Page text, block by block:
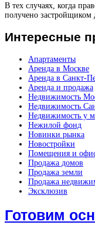
В тех случаях, когда
получено застройщиком
Интересные
Апартаменты
Аренда в Москве
Аренда в Санкт-
Аренда и продажа
Недвижимость
Недвижимость
Недвижимость у
Нежилой фонд
Новинки рынка
Новостройки
Помещения и
Продажа домов
Продажа земли
Продажа
Эксклюзив
Готовим